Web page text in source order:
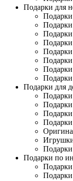
Подарки для
Подарки
Подарки для
Подарки
Подарки
Подарки
Подарки
Подарки по
Подарки